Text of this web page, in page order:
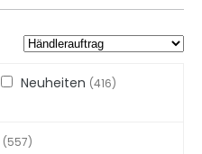
Neuheiten (416)
(557)